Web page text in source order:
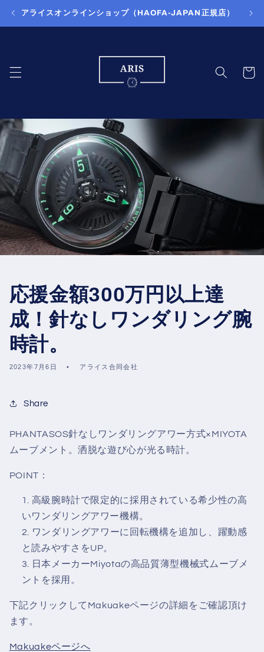
ンツに
進む
アライスオンラインショップ（HAOFA-JAPAN正規店）
ー
応援金額300万円以上達
成！針なしワンダリング腕
時計。
2023年7月6日 アライス合同会社
Share
PHANTASOS針なしワンダリングアワー方式×MIYOTA
ムーブメント。洒脱な遊び心が光る時計。
POINT：
高級腕時計で限定的に採用されている希少性の高
いワンダリングアワー機構。
ワンダリングアワーに回転機構を追加し、躍動感
と読みやすさをUP。
日本メーカーMiyotaの高品質薄型機械式ムーブメ
ントを採用。
下記クリックしてMakuakeページの詳細をご確認頂け
ます。
Makuakeページへ